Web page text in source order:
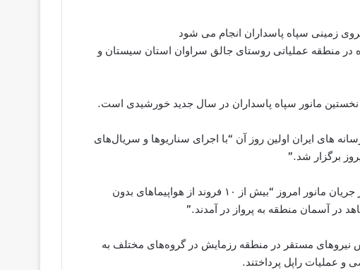
زمینی سپاه پاسداران انجام می شود
در منطقه عملیاتی روستای جالق سراوان استان سیستان و
های ایران اولین روز آن “با اجرای سناریوها و سریال‌های
برگزار شد.”
خبرگزاری فارس وابسته به سپاه پاسداران می گوید در جریان مانور امروز “بیش از ۱۰ فروند از هواپیماهای بدون
در آسمان منطقه به پرواز در آمدند.”
نیروهای مستقر در منطقه رزمایش در گروه‌های مختلف به
عملیات راپل پرداختند.